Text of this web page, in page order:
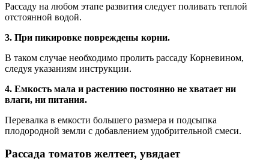
Рассаду на любом этапе развития следует поливать теплой
отстоянной водой.
3. При пикировке повреждены корни.
В таком случае необходимо пролить рассаду Корневином,
следуя указаниям инструкции.
4. Емкость мала и растению постоянно не хватает ни
влаги, ни питания.
Перевалка в емкости большего размера и подсыпка
плодородной земли с добавлением удобрительной смеси.
Рассада томатов желтеет, увядает